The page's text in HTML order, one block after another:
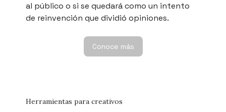
al público o si se quedará como un intento
de reinvención que dividió opiniones.
Conoce más
Herramientas para creativos